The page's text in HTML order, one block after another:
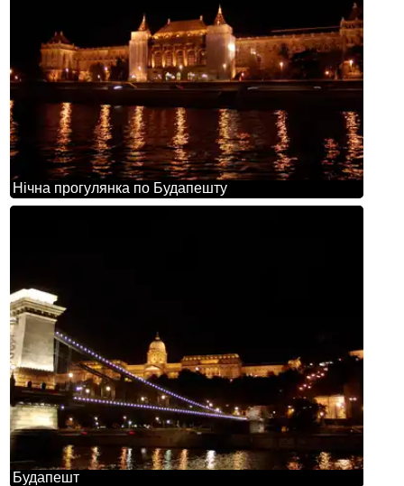
Нічна прогулянка по Будапешту
Будапешт